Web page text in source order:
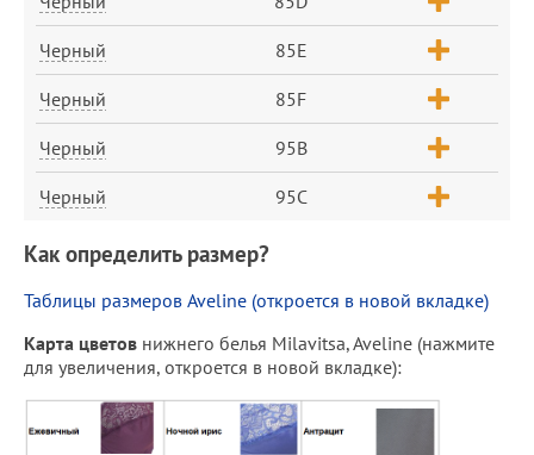
Черный 85E
Черный 85F
Черный 95B
Черный 95C
Как определить размер?
Таблицы размеров Aveline (откроется в новой вкладке)
Карта цветов нижнего белья Milavitsa, Aveline (нажмите
для увеличения, откроется в новой вкладке):